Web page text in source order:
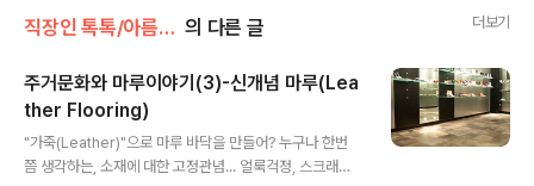
직장인 톡톡/아름다운 건축 의 다른 글 더보기
주거문화와 마루이야기(3)-신개념 마루(Lea
ther Flooring)
"가죽(Leather)"으로 마루 바닥을 만들어? 누구나 한번
쯤 생각하는, 소재에 대한 고정관념... 얼룩걱정, 스크래치